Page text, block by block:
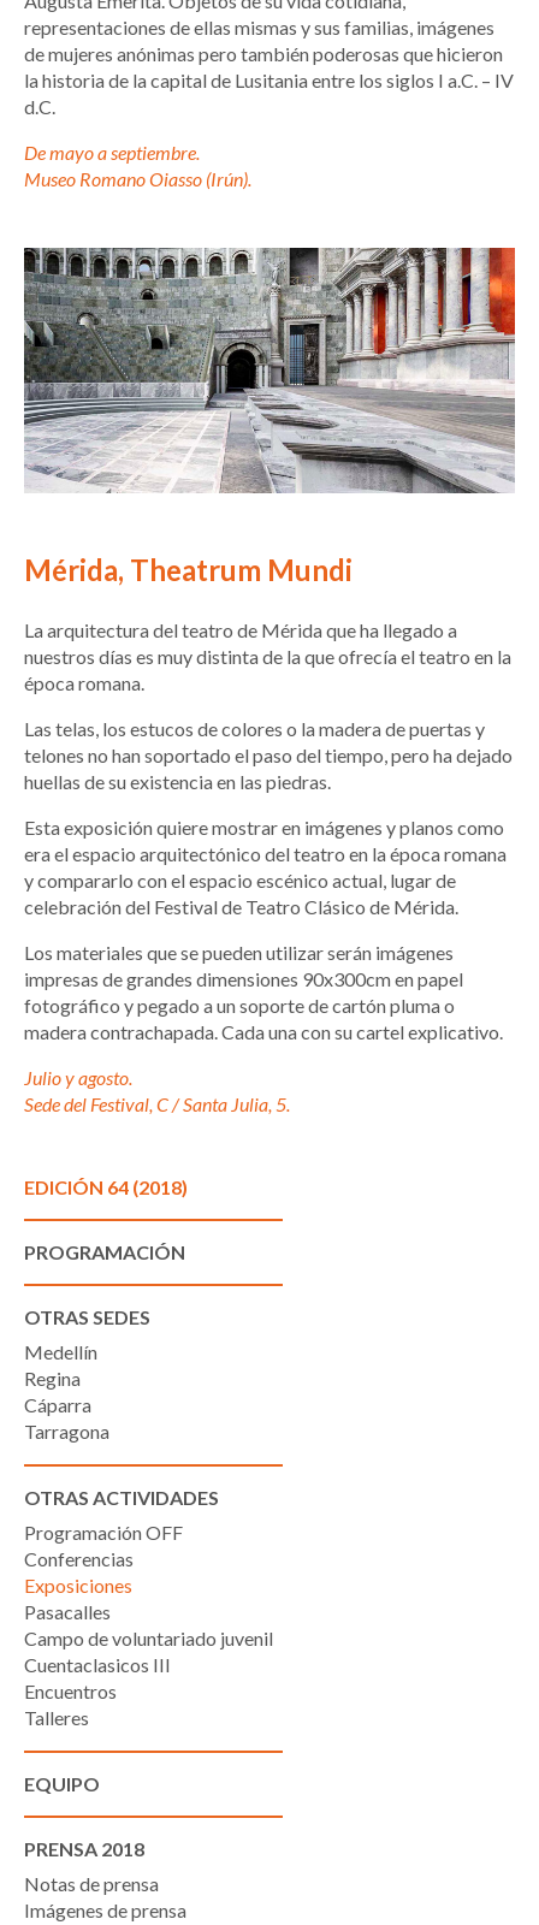
representaciones de ellas mismas y sus familias, imágenes
de mujeres anónimas pero también poderosas que hicieron
la historia de la capital de Lusitania entre los siglos I a.C. – IV
d.C.
De mayo a septiembre.
Museo Romano Oiasso (Irún).
Mérida, Theatrum Mundi
La arquitectura del teatro de Mérida que ha llegado a
nuestros días es muy distinta de la que ofrecía el teatro en la
época romana.
Las telas, los estucos de colores o la madera de puertas y
telones no han soportado el paso del tiempo, pero ha dejado
huellas de su existencia en las piedras.
Esta exposición quiere mostrar en imágenes y planos como
era el espacio arquitectónico del teatro en la época romana
y compararlo con el espacio escénico actual, lugar de
celebración del Festival de Teatro Clásico de Mérida.
Los materiales que se pueden utilizar serán imágenes
impresas de grandes dimensiones 90x300cm en papel
fotográfico y pegado a un soporte de cartón pluma o
madera contrachapada. Cada una con su cartel explicativo.
Julio y agosto.
Sede del Festival, C / Santa Julia, 5.
EDICIÓN 64 (2018)
PROGRAMACIÓN
OTRAS SEDES
Medellín
Regina
Cáparra
Tarragona
OTRAS ACTIVIDADES
Programación OFF
Conferencias
Exposiciones
Pasacalles
Campo de voluntariado juvenil
Cuentaclasicos III
Encuentros
Talleres
EQUIPO
PRENSA 2018
Notas de prensa
Imágenes de prensa